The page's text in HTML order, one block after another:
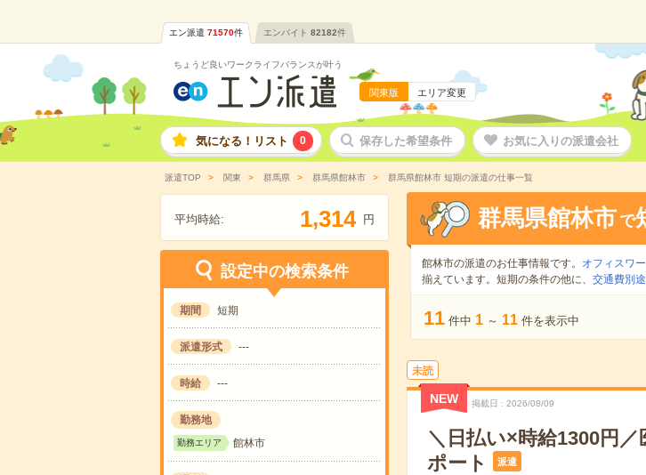
エン派遣 71570件 エンバイト 82182件
ちょうど良いワークライフバランスが叶う
関東版 エリア変更
気になる！リスト 0 保存した希望条件 お気に入りの派遣会社
派遣TOP 関東 群馬県 群馬県館林市 群馬県館林市 短期の派遣の仕事一覧
平均時給: 1,314 円
設定中の検索条件
期間 短期
派遣形式 ---
時給 ---
勤務地
勤務エリア 館林市
群馬県館林市 で
館林市の派遣のお仕事情報です。 オフィスワ
揃えています。短期の条件の他に、 交通費別
11 件中 1 ～ 11 件を表示中
未読
NEW 掲載日 2026/08/09
＼日払い×時給1300円
ポート
派遣